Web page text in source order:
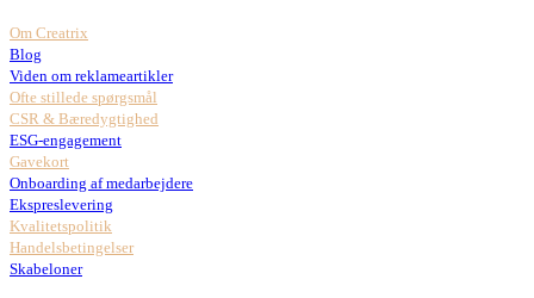
Om Creatrix
Blog
Viden om reklameartikler
Ofte stillede spørgsmål
CSR & Bæredygtighed
ESG-engagement
Gavekort
Onboarding af medarbejdere
Ekspreslevering
Kvalitetspolitik
Handelsbetingelser
Skabeloner